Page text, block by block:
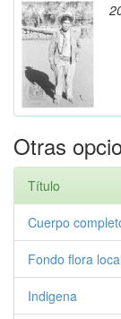
Otras
Título
Cuerpo
Fondo flora local
Indigena